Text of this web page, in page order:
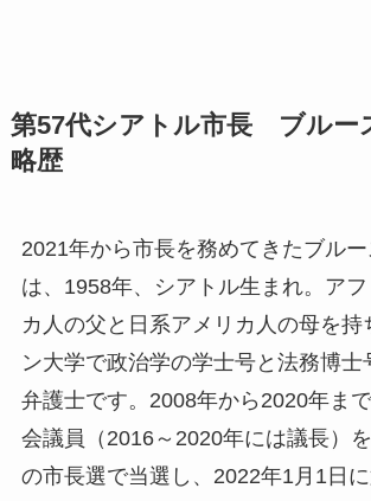
第57代シアトル市長 ブルー
略歴
2021年から市長を務めてきたブル
は、1958年、シアトル生まれ。ア
カ人の父と日系アメリカ人の母を持
ン大学で政治学の学士号と法務博士
弁護士です。2008年から2020年ま
会議員（2016～2020年には議長）
の市長選で当選し、2022年1月1日